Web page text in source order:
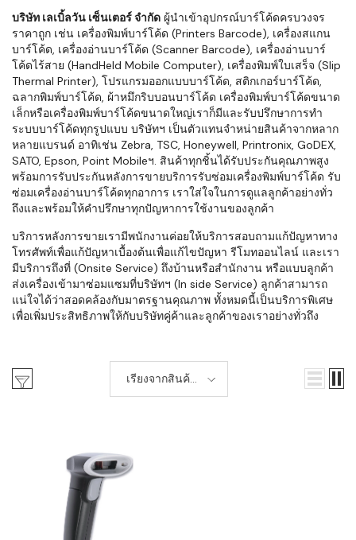
บริษัท เลเบิ้ลวัน เซ็นเตอร์ จำกัด ผู้นำเข้าอุปกรณ์บาร์โค้ดครบวงจร
ราคาถูก เช่น เครื่องพิมพ์บาร์โค้ด (Printers Barcode), เครื่องสแกน
บาร์โค้ด, เครื่องอ่านบาร์โค้ด (Scanner Barcode), เครื่องอ่านบาร์
โค้ดไร้สาย (HandHeld Mobile Computer), เครื่องพิมพ์ใบเสร็จ (Slip
Thermal Printer), โปรแกรมออกแบบบาร์โค้ด, สติกเกอร์บาร์โค้ด,
ฉลากพิมพ์บาร์โค้ด, ผ้าหมึกริบบอนบาร์โค้ด เครื่องพิมพ์บาร์โค้ดขนาด
เล็กหรือเครื่องพิมพ์บาร์โค้ดขนาดใหญ่เราก็มีและรับปรึกษาการทำ
ระบบบาร์โค้ดทุกรูปแบบ บริษัทฯ เป็นตัวแทนจำหน่ายสินค้าจากหลาก
หลายแบรนด์ อาทิเช่น Zebra, TSC, Honeywell, Printronix, GoDEX,
SATO, Epson, Point Mobileฯ. สินค้าทุกชิ้นได้รับประกันคุณภาพสูง
พร้อมการรับประกันหลังการขายบริการรับซ่อมเครื่องพิมพ์บาร์โค้ด รับ
ซ่อมเครื่องอ่านบาร์โค้ดทุกอาการ เราใส่ใจในการดูแลลูกค้าอย่างทั่ว
ถึงและพร้อมให้คำปรึกษาทุกปัญหาการใช้งานของลูกค้า
บริการหลังการขายเรามีพนักงานค่อยให้บริการสอบถามแก้ปัญหาทาง
โทรศัพท์เพื่อแก้ปัญหาเบื้องต้นเพื่อแก้ไขปัญหา รีโมทออนไลน์ และเรา
มีบริการถึงที่ (Onsite Service) ถึงบ้านหรือสำนักงาน หรือแบบลูกค้า
ส่งเครื่องเข้ามาซ่อมแซมที่บริษัทฯ (In side Service) ลูกค้าสามารถ
แน่ใจได้ว่าสอดคล้องกับมาตรฐานคุณภาพ ทั้งหมดนี้เป็นบริการพิเศษ
เพื่อเพิ่มประสิทธิภาพให้กับบริษัทคู่ค้าและลูกค้าของเราอย่างทั่วถึง
เรียงจากสินค้า
ใหม่-เก่า